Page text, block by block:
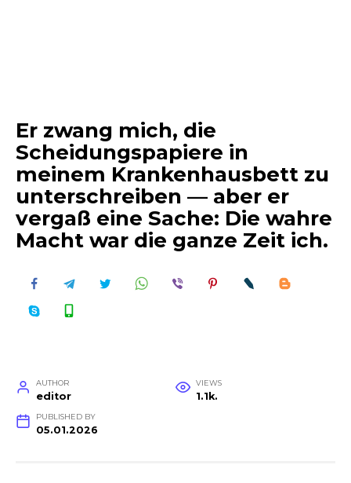
Er zwang mich, die
Scheidungspapiere in
meinem Krankenhausbett zu
unterschreiben — aber er
vergaß eine Sache: Die wahre
Macht war die ganze Zeit ich.
AUTHOR
editor
VIEWS
1.1k.
PUBLISHED BY
05.01.2026